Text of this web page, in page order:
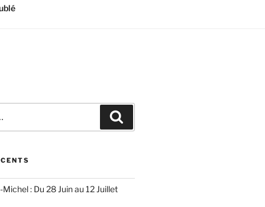
: Du 28 Juin au 12 Juillet